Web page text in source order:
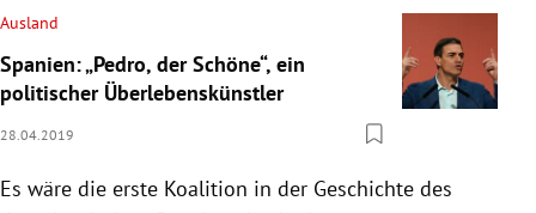
Ausland
Spanien: „Pedro, der Schöne“, ein
politischer Überlebenskünstler
28.04.2019
Es wäre die erste Koalition in der Geschichte des